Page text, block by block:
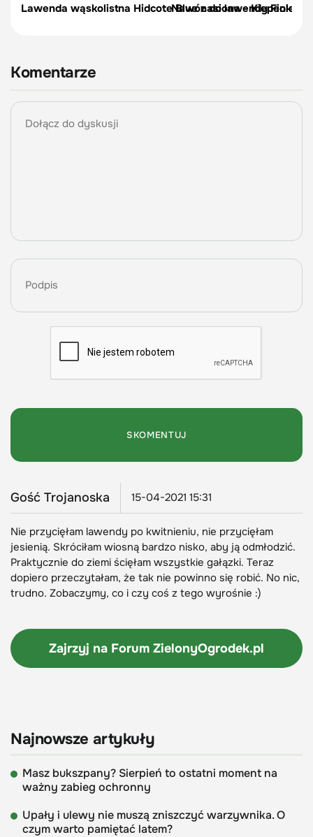
Lawenda wąskolistna Hidcote Blue nasiona - Kiepenkerl
Nawóz do lawendy
Komentarze
Gość Trojanoska 15-04-2021 15:31
Nie przycięłam lawendy po kwitnieniu, nie przycięłam
jesienią. Skróciłam wiosną bardzo nisko, aby ją odmłodzić.
Praktycznie do ziemi ścięłam wszystkie gałązki. Teraz
dopiero przeczytałam, że tak nie powinno się robić. No nic,
trudno. Zobaczymy, co i czy coś z tego wyrośnie :)
Zajrzyj na Forum ZielonyOgrodek.pl
Najnowsze artykuły
Masz bukszpany? Sierpień to ostatni moment na
ważny zabieg ochronny
Upały i ulewy nie muszą zniszczyć warzywnika. O
czym warto pamiętać latem?